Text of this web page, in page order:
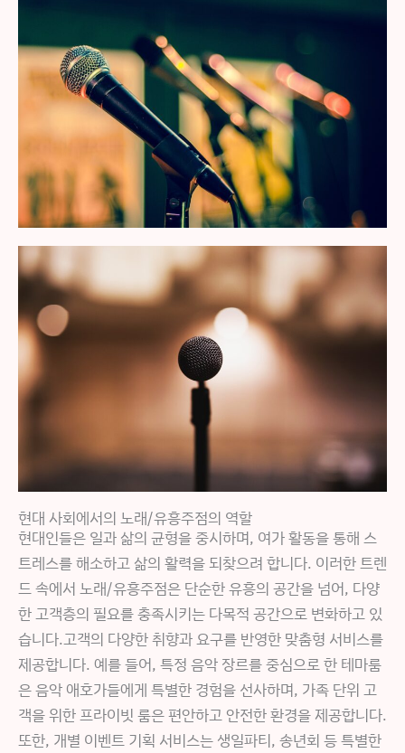
현대 사회에서의 노래/유흥주점의 역할
현대인들은 일과 삶의 균형을 중시하며, 여가 활동을 통해 스
트레스를 해소하고 삶의 활력을 되찾으려 합니다. 이러한 트렌
드 속에서 노래/유흥주점은 단순한 유흥의 공간을 넘어, 다양
한 고객층의 필요를 충족시키는 다목적 공간으로 변화하고 있
습니다.고객의 다양한 취향과 요구를 반영한 맞춤형 서비스를
제공합니다. 예를 들어, 특정 음악 장르를 중심으로 한 테마룸
은 음악 애호가들에게 특별한 경험을 선사하며, 가족 단위 고
객을 위한 프라이빗 룸은 편안하고 안전한 환경을 제공합니다.
또한, 개별 이벤트 기획 서비스는 생일파티, 송년회 등 특별한